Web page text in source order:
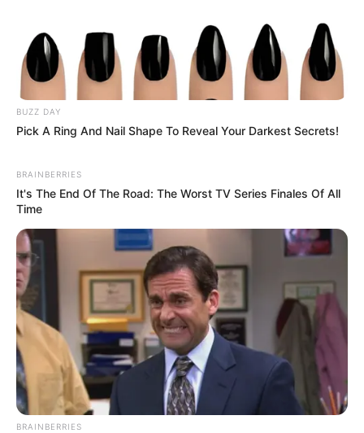
BUZZ DAY
Pick A Ring And Nail Shape To Reveal Your Darkest Secrets!
BRAINBERRIES
It's The End Of The Road: The Worst TV Series Finales Of All
Time
BRAINBERRIES